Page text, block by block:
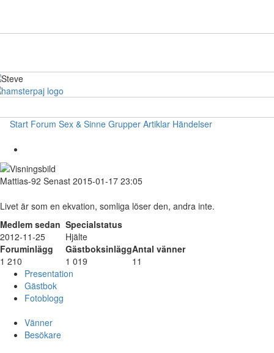
Start Forum Sex & Sinne Grupper Artiklar Händelser
Mattias-92 Senast 2015-01-17 23:05
Livet är som en ekvation, somliga löser den, andra inte.
Medlem sedan Specialstatus
2012-11-25
Hjälte
Foruminlägg
GästboksinläggAntal vänner
1 210
1 019
11
Presentation
Gästbok
Fotoblogg
Vänner
Besökare